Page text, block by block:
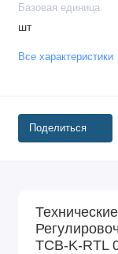
Базовая единица
шт
Все характеристики
Поделиться
TCB-K-RTL